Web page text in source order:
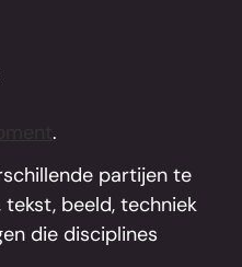
.
partijen te
beeld, techniek
die disciplines